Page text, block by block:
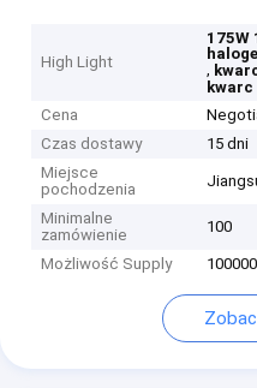
High Light
175W
,
kwarc
Cena
Czas dostawy
15 dni
Miejsce
pochodzenia
Minimalne
zamówienie
100
Możliwość Supply